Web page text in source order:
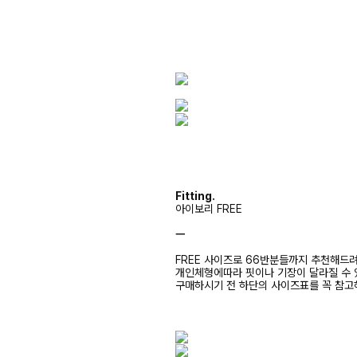
Fitting.
아이보리 FREE
ㅡ
FREE 사이즈로 66반분들까지 추천해드
개인체형에따라 핏이나 기장이 달라질 수
구매하시기 전 하단의 사이즈표를 꼭 참고